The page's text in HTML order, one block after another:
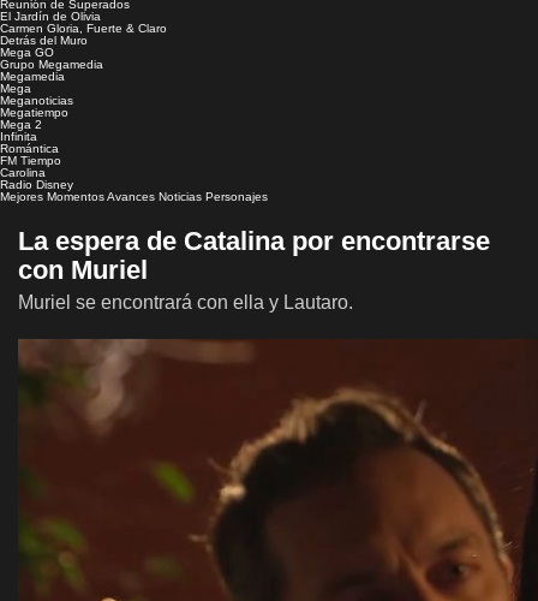
Reunión de Superados
El Jardín de Olivia
Carmen Gloria, Fuerte & Claro
Detrás del Muro
Mega GO
Grupo Megamedia
Megamedia
Mega
Meganoticias
Megatiempo
Mega 2
Infinita
Romántica
FM Tiempo
Carolina
Radio Disney
Mejores MomentosAvances Noticias Personajes
La espera de Catalina por encontrarse
con Muriel
Muriel se encontrará con ella y Lautaro.